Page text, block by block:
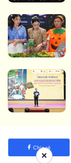
Chia sẻ
×